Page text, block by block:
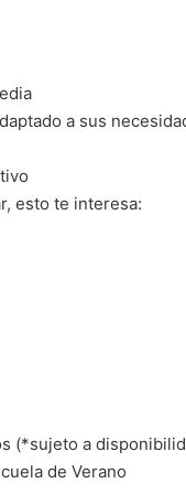
a sus
esto te interesa:
(*sujeto a
de Verano